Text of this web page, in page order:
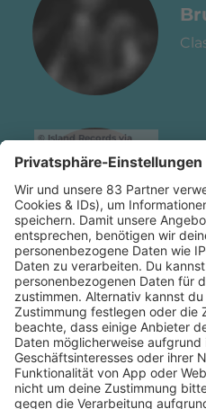
Island Records via
U2
Inside the
ROLL